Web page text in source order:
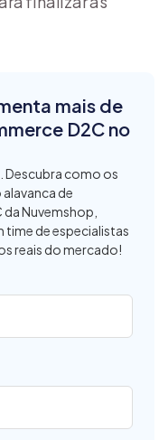
mais de
D2C no
Descubra como os
de
Nuvemshop,
de especialistas
reais do mercado!